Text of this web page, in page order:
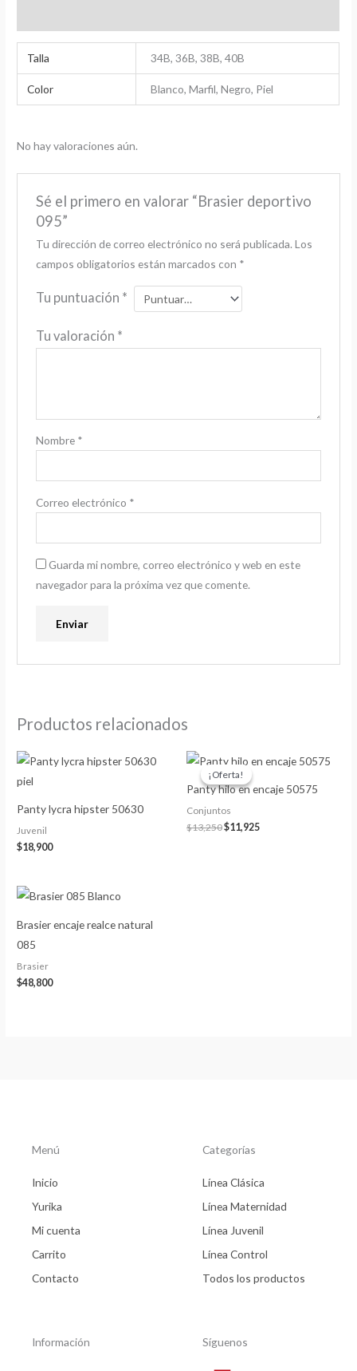
Talla 34B, 36B, 38B, 40B
Color Blanco, Marfil, Negro, Piel
No hay valoraciones aún.
Sé el primero en valorar “Brasier deportivo
095”
Tu dirección de correo electrónico no será publicada. Los
campos obligatorios están marcados con *
Tu puntuación *
Tu valoración *
Nombre *
Correo electrónico *
Guarda mi nombre, correo electrónico y web en este
navegador para la próxima vez que comente.
Productos relacionados
Panty lycra hipster 50630
Juvenil
$18,900
¡Oferta!
¡Oferta!
Panty hilo en encaje 50575
Conjuntos
$13,250
precio
original
era:
$13,250.
$11,925
precio
es:
Brasier encaje realce natural
085
Brasier
$48,800
Menú
Inicio
Yurika
Mi cuenta
Carrito
Contacto
Categorías
Línea Clásica
Línea Maternidad
Línea Juvenil
Línea Control
Todos los productos
Información Síguenos